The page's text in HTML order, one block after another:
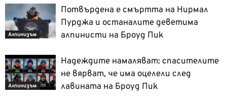
Алпинизъм
Потвърдена е смъртта на Нирмал
Пурджа и останалите деветима
алпинисти на Броуд Пик
Алпинизъм
Надеждите намаляват: спасителите
не вярват, че има оцелели след
лавината на Броуд Пик